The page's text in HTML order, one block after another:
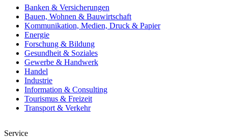
Banken & Versicherungen
Bauen, Wohnen & Bauwirtschaft
Kommunikation, Medien, Druck & Papier
Energie
Forschung & Bildung
Gesundheit & Soziales
Gewerbe & Handwerk
Handel
Industrie
Information & Consulting
Tourismus & Freizeit
Transport & Verkehr
Service